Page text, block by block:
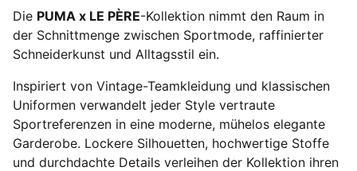
Die PUMA x LE PÈRE-Kollektion nimmt den Raum in
der Schnittmenge zwischen Sportmode, raffinierter
Schneiderkunst und Alltagsstil ein.
Inspiriert von Vintage-Teamkleidung und klassischen
Uniformen verwandelt jeder Style vertraute
Sportreferenzen in eine moderne, mühelos elegante
Garderobe. Lockere Silhouetten, hochwertige Stoffe
und durchdachte Details verleihen der Kollektion ihren